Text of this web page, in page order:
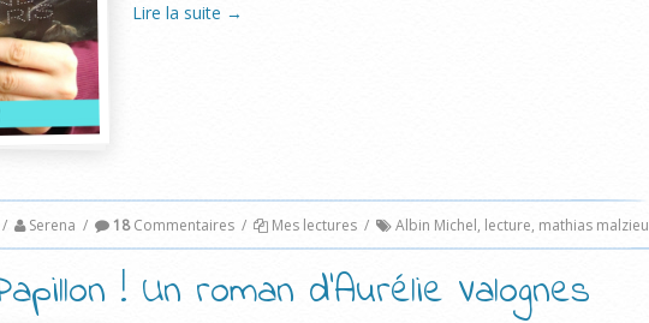
Lire la suite →
/ Serena / 18Commentaires / Mes lectures / Albin Michel, lecture, mathias malzieu
! Un roman d’Aurélie Valognes